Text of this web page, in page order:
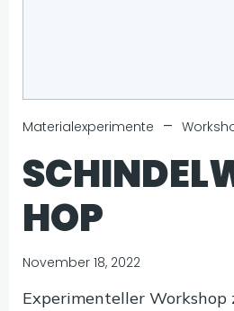
Materialexperimente –
HOP
November 18, 2022
Experimenteller